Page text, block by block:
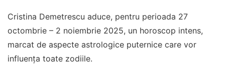
Cristina Demetrescu aduce, pentru perioada 27
octombrie – 2 noiembrie 2025, un horoscop intens,
marcat de aspecte astrologice puternice care vor
influența toate zodiile.